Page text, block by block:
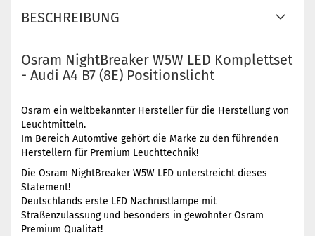
BESCHREIBUNG
Osram NightBreaker W5W LED Komplettset
- Audi A4 B7 (8E) Positionslicht
Osram ein weltbekannter Hersteller für die Herstellung von
Leuchtmitteln.
Im Bereich Automtive gehört die Marke zu den führenden
Herstellern für Premium Leuchttechnik!
Die Osram NightBreaker W5W LED unterstreicht dieses
Statement!
Deutschlands erste LED Nachrüstlampe mit
Straßenzulassung und besonders in gewohnter Osram
Premium Qualität!